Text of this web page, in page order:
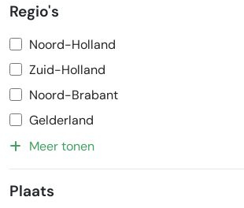
Regio's
Noord-Holland
Zuid-Holland
Noord-Brabant
Gelderland
Meer tonen
Plaats